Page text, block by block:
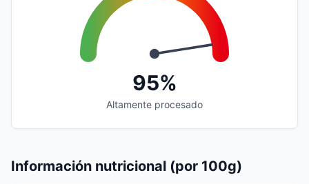
95%
Altamente procesado
Información nutricional (por 100g)